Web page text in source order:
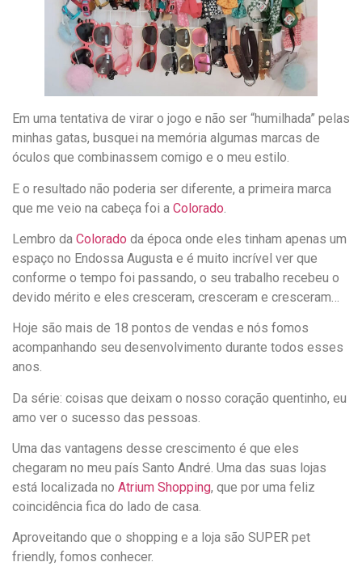
Em uma tentativa de virar o jogo e não ser “humilhada” pelas
minhas gatas, busquei na memória algumas marcas de
óculos que combinassem comigo e o meu estilo.
E o resultado não poderia ser diferente, a primeira marca
que me veio na cabeça foi a Colorado
Lembro da Colorado da época onde eles tinham apenas um
espaço no Endossa Augusta e é muito incrível ver que
conforme o tempo foi passando, o seu trabalho recebeu o
devido mérito e eles cresceram, cresceram e cresceram…
Hoje são mais de 18 pontos de vendas e nós fomos
acompanhando seu desenvolvimento durante todos esses
anos.
Da série: coisas que deixam o nosso coração quentinho, eu
amo ver o sucesso das pessoas.
Uma das vantagens desse crescimento é que eles
chegaram no meu país Santo André. Uma das suas lojas
está localizada no Atrium Shopping, que por uma feliz
coincidência fica do lado de casa.
Aproveitando que o shopping e a loja são SUPER pet
friendly, fomos conhecer.